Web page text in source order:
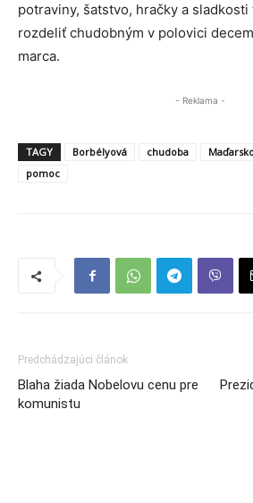
potraviny, šatstvo, hračky a
rozdeliť chudobným v polovici
marca.
- Reklama -
TAGY Borbélyová chudoba
pomoc
Predchádzajúci článok
Blaha žiada Nobelovu cenu pre
komunistu